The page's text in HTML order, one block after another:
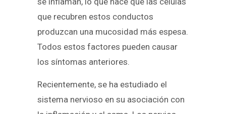
que recubren estos conductos
produzcan una mucosidad más espesa.
Todos estos factores pueden causar
los síntomas anteriores.
Recientemente, se ha estudiado el
sistema nervioso en su asociación con